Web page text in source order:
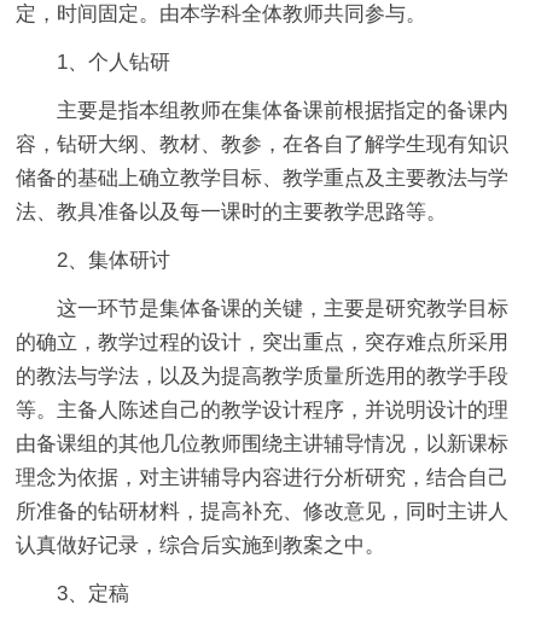
定，时间固定。由本学科全体教师共同参与。
1、个人钻研
主要是指本组教师在集体备课前根据指定的备课内
容，钻研大纲、教材、教参，在各自了解学生现有知识
储备的基础上确立教学目标、教学重点及主要教法与学
法、教具准备以及每一课时的主要教学思路等。
2、集体研讨
这一环节是集体备课的关键，主要是研究教学目标
的确立，教学过程的设计，突出重点，突存难点所采用
的教法与学法，以及为提高教学质量所选用的教学手段
等。主备人陈述自己的教学设计程序，并说明设计的理
由备课组的其他几位教师围绕主讲辅导情况，以新课标
理念为依据，对主讲辅导内容进行分析研究，结合自己
所准备的钻研材料，提高补充、修改意见，同时主讲人
认真做好记录，综合后实施到教案之中。
3、定稿